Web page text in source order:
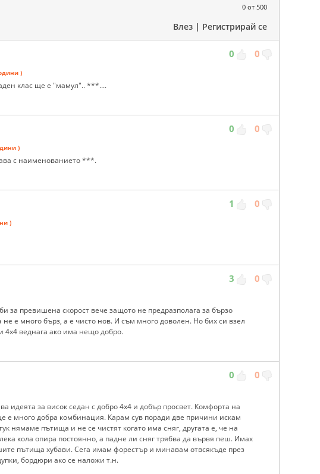
0 от 500
Влез | Регистрирай се
0 0
)
клас ще е "мамул".. ***....
0 0
)
с наименованието ***.
1 0
)
3 0
за превишена скорост вече защото не предразполага за бързо
не е много бърз, а е чисто нов. И съм много доволен. Но бих си взел
4х4 веднага ако има нещо добро.
0 0
идеята за висок седан с добро 4х4 и добър просвет. Комфорта на
е много добра комбинация. Карам сув поради две причини искам
нямаме пътища и не се чистят когато има сняг, другата е, че на
кола опира постоянно, а падне ли сняг трябва да вървя пеш. Имах
пътища хубави. Сега имам форестър и минавам отвсякъде през
бордюри ако се наложи т.н.